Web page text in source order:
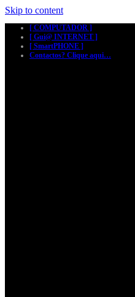
Skip to content
[ COMPUTADOR ]
[ Gui@ INTERNET ]
[ SmartPHONE ]
Contactos? Clique aqui…